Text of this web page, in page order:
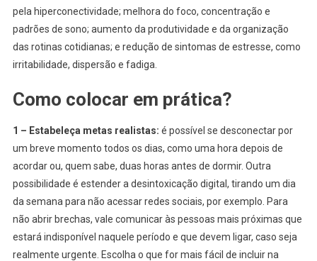
pela hiperconectividade; melhora do foco, concentração e
padrões de sono; aumento da produtividade e da organização
das rotinas cotidianas; e redução de sintomas de estresse, como
irritabilidade, dispersão e fadiga.
Como colocar em prática?
1 – Estabeleça metas realistas: é possível se desconectar por
um breve momento todos os dias, como uma hora depois de
acordar ou, quem sabe, duas horas antes de dormir. Outra
possibilidade é estender a desintoxicação digital, tirando um dia
da semana para não acessar redes sociais, por exemplo. Para
não abrir brechas, vale comunicar às pessoas mais próximas que
estará indisponível naquele período e que devem ligar, caso seja
realmente urgente. Escolha o que for mais fácil de incluir na